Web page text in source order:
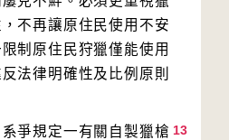
不再讓原住民使用不安
制原住民狩獵僅能使用
法律明確性及比例原則
13
規定一有關自製獵槍